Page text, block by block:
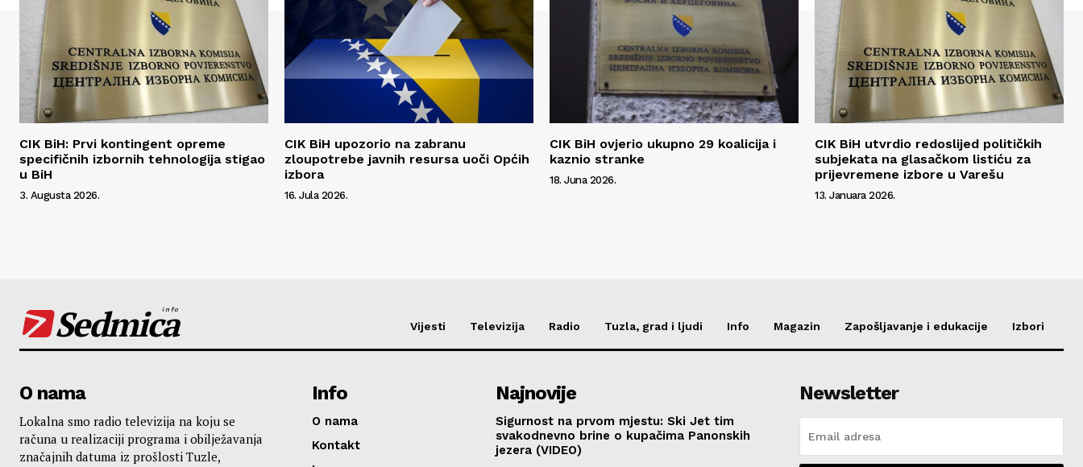
CIK BiH: Prvi kontingent opreme
specifičnih izbornih tehnologija stigao
u BiH
3. Augusta 2026.
CIK BiH upozorio na zabranu
zloupotrebe javnih resursa uoči Općih
izbora
16. Jula 2026.
CIK BiH ovjerio ukupno 29 koalicija i
kaznio stranke
18. Juna 2026.
CIK BiH utvrdio redoslijed političkih
subjekata na glasačkom listiću za
prijevremene izbore u Varešu
13. Januara 2026.
Sedmica
info
Vijesti Televizija Radio Tuzla, grad i ljudi Info Magazin Zapošljavanje i edukacije Izbori
O nama
Lokalna smo radio televizija na koju se
računa u realizaciji programa i obilježavanja
značajnih datuma iz prošlosti Tuzle,
Info
O nama
Kontakt
Najnovije
Sigurnost na prvom mjestu: Ski Jet tim
svakodnevno brine o kupačima Panonskih
jezera (VIDEO)
Newsletter